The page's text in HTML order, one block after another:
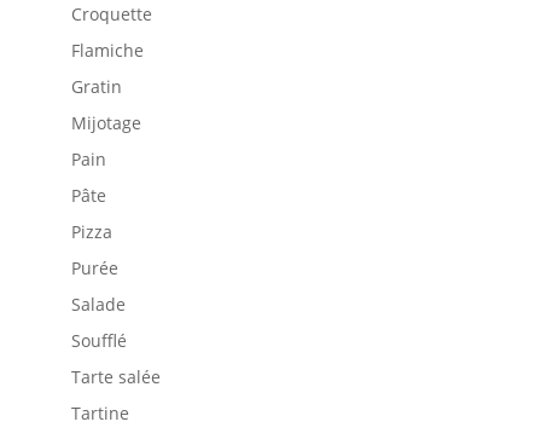
Croquette
Flamiche
Gratin
Mijotage
Pain
Pâte
Pizza
Purée
Salade
Soufflé
Tarte salée
Tartine